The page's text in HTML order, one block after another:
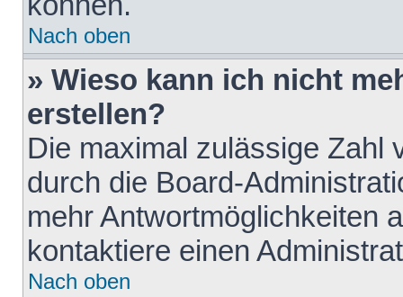
Nach oben
» Wieso kann ich nicht
erstellen?
Die maximal zulässige Zahl
durch die Board-
mehr Antwortmöglichkeiten
kontaktiere einen
Nach oben